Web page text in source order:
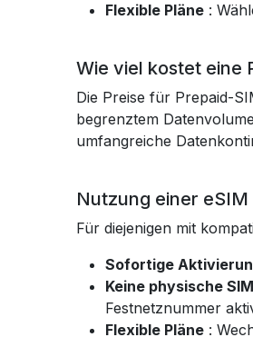
Flexible Pläne :
Wie viel kostet eine
Die Preise für Prepaid-
begrenztem
umfangreiche
Nutzung einer
Für diejenigen mit
Sofortige
Keine physische
Festnetznummer
Flexible Pläne :